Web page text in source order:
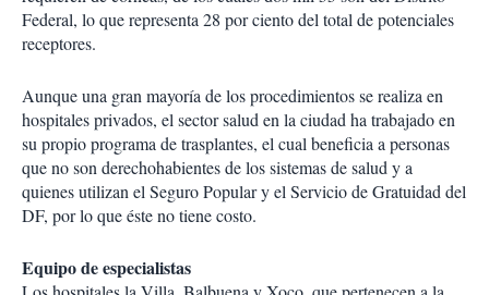
Federal, lo que representa 28 por ciento del total de potenciales
receptores.
Aunque una gran mayoría de los procedimientos se realiza en
hospitales privados, el sector salud en la ciudad ha trabajado en
su propio programa de trasplantes, el cual beneficia a personas
que no son derechohabientes de los sistemas de salud y a
quienes utilizan el Seguro Popular y el Servicio de Gratuidad del
DF, por lo que éste no tiene costo.
Equipo de especialistas